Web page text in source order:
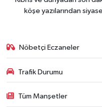
köşe yazılarından
Nöbetçi Eczaneler
Trafik Durumu
Tüm Manşetler